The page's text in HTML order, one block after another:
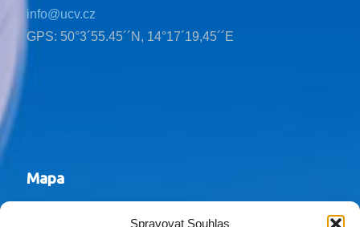
Spravovat Souhlas
info@ucv.cz
GPS: 50°3´55.45´´N, 14°17´19,45´´E
Mapa